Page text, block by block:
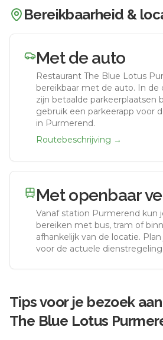
Bereikbaarheid &
Met de auto
Restaurant The Blue Lotus
bereikbaar met de auto. In de
zijn betaalde parkeerplaatsen
gebruik een parkeerapp voor
in Purmerend.
Routebeschrijving →
Met openbaar
Vanaf station Purmerend kun
bereiken met bus, tram of
afhankelijk van de locatie. Plan
voor de actuele dienstregeling.
Tips voor je bezoek aan
The Blue Lotus